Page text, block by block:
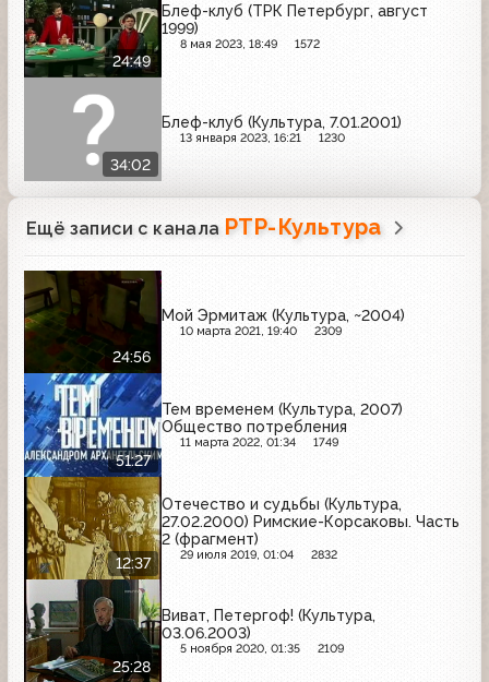
24:49
Блеф-клуб (ТРК Петербург, август
1999)
8 мая 2023, 18:49 1572
34:02
Блеф-клуб (Культура, 7.01.2001)
13 января 2023, 16:21 1230
Ещё записи с канала РТР-Культура
24:56
Мой Эрмитаж (Культура, ~2004)
10 марта 2021, 19:40 2309
51:27
Тем временем (Культура, 2007)
Общество потребления
11 марта 2022, 01:34 1749
12:37
Отечество и судьбы (Культура,
27.02.2000) Римские-Корсаковы. Часть
2 (фрагмент)
29 июля 2019, 01:04 2832
25:28
Виват, Петергоф! (Культура,
03.06.2003)
5 ноября 2020, 01:35 2109